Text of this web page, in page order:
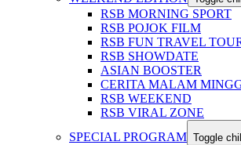
RSB MORNING SPORT
RSB POJOK FILM
RSB FUN TRAVEL
RSB SHOWDATE
ASIAN BOOSTER
CERITA MALAM
RSB WEEKEND
RSB VIRAL ZONE
SPECIAL PROGRAM Toggle